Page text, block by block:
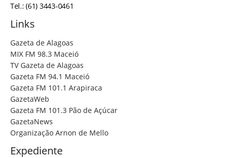
Tel.: (61) 3443-0461
Links
Gazeta de Alagoas
MIX FM 98.3 Maceió
TV Gazeta de Alagoas
Gazeta FM 94.1 Maceió
Gazeta FM 101.1 Arapiraca
GazetaWeb
Gazeta FM 101.3 Pão de Açúcar
GazetaNews
Organização Arnon de Mello
Expediente